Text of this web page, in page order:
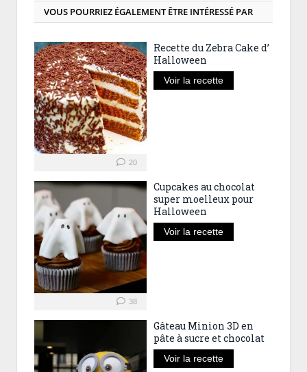
VOUS POURRIEZ ÉGALEMENT ÊTRE INTÉRESSÉ PAR
20
Recette du Zebra Cake d’
Halloween
Voir la recette
38
Cupcakes au chocolat
super moelleux pour
Halloween
Voir la recette
Gâteau Minion 3D en
pâte à sucre et chocolat
Voir la recette